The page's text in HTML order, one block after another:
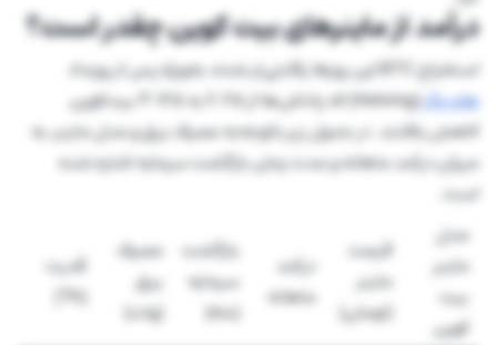
درآمد از ماینرهای بیت کوین چقدر است؟
استخراج BTC این روزها رقابتی‌تر شده، به‌ویژه پس از رویداد
هاوینگ
(Halving) که پاداش‌ها از ۶.۲۵ به ۳.۱۲۵ بیت‌کوین
کاهش یافتند. در جدول زیر باتوجه‌به مصرف برق و مدل ماینر، به
میزان درآمد ماهانه و مدت زمان بازگشت سرمایه اشاره شده
است.
مدل
ماینر
بیت
کوین
قیمت
ماینر
(تومان)
درآمد
ماهانه
بازگشت
سرمایه
(ماه)
مصرف
برق
(وات)
قدرت
(Th)